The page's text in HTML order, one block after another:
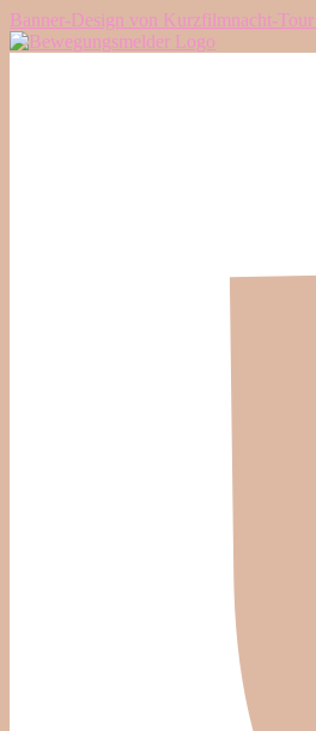
Banner-Design von Kurzfilmnacht-